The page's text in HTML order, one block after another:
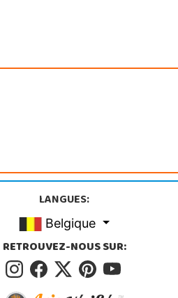
LANGUES:
Belgique
RETROUVEZ-NOUS SUR: